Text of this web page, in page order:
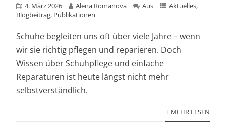
4. März 2026 Alena Romanova Aus Aktuelles,
Blogbeitrag, Publikationen
Schuhe begleiten uns oft über viele Jahre – wenn
wir sie richtig pflegen und reparieren. Doch
Wissen über Schuhpflege und einfache
Reparaturen ist heute längst nicht mehr
selbstverständlich.
+ MEHR LESEN